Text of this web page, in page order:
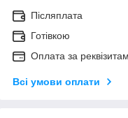
Післяплата
Готівкою
Оплата за
Всі умови оплати